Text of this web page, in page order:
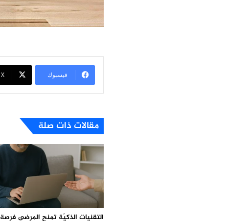
فيسبوك X
مقالات ذات صلة
التقنيات الذكيّة تمنح المرضى فرصة